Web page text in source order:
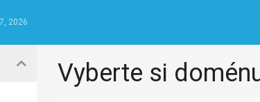
2026
Vyberte si